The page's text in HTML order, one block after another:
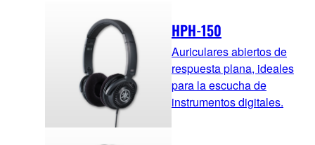
HPH-150
Auriculares abiertos de
respuesta plana, ideales
para la escucha de
instrumentos digitales.